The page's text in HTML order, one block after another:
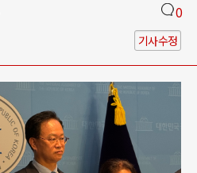
0
기사수정